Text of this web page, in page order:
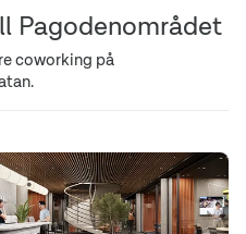
Pagodenområdet
coworking på